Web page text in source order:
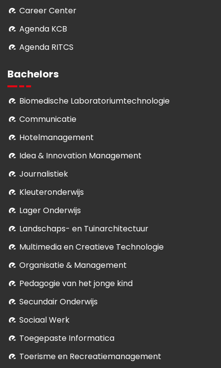
Career Center
Agenda KCB
Agenda RITCS
Bachelors
Biomedische Laboratoriumtechnologie
Communicatie
Hotelmanagement
Idea & Innovation Management
Journalistiek
Kleuteronderwijs
Lager Onderwijs
Landschaps- en Tuinarchitectuur
Multimedia en Creatieve Technologie
Organisatie & Management
Pedagogie van het jonge kind
Secundair Onderwijs
Sociaal Werk
Toegepaste Informatica
Toerisme en Recreatiemanagement